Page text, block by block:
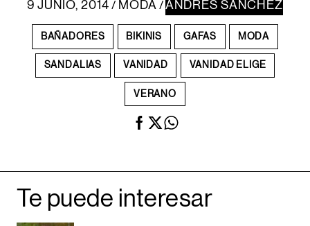
9 JUNIO, 2014 / MODA / ANDRES SANCHEZ
BAÑADORES BIKINIS GAFAS MODA
SANDALIAS VANIDAD VANIDAD ELIGE
VERANO
Te puede interesar